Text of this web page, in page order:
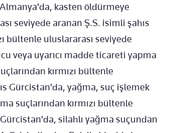
kasten öldürmeye
seviyede aranan Ş.S. isimli şahıs
bültenle uluslararası seviyede
veya uyarıcı madde ticareti yapma
kırmızı bültenle
Gürcistan'da, yağma, suç işlemek
suçlarından kırmızı bültenle
silahlı yağma suçundan